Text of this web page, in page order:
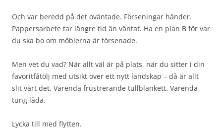
Och var beredd på det oväntade. Förseningar händer.
Pappersarbete tar längre tid än väntat. Ha en plan B för var
du ska bo om möblerna är försenade.
Men vet du vad? När allt väl är på plats, när du sitter i din
favoritfåtölj med utsikt över ett nytt landskap – då är allt
slit värt det. Varenda frustrerande tullblankett. Varenda
tung låda.
Lycka till med flytten.